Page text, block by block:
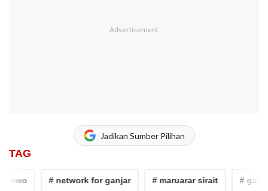
Jadikan Sumber Pilihan
TAG
# network for ganjar # maruarar sirait #